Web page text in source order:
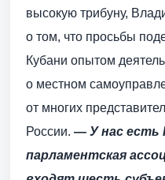
высокую трибуну,
о том, что просьбы
Кубани опытом
о местном
от многих
России. — У нас есть
парламентская